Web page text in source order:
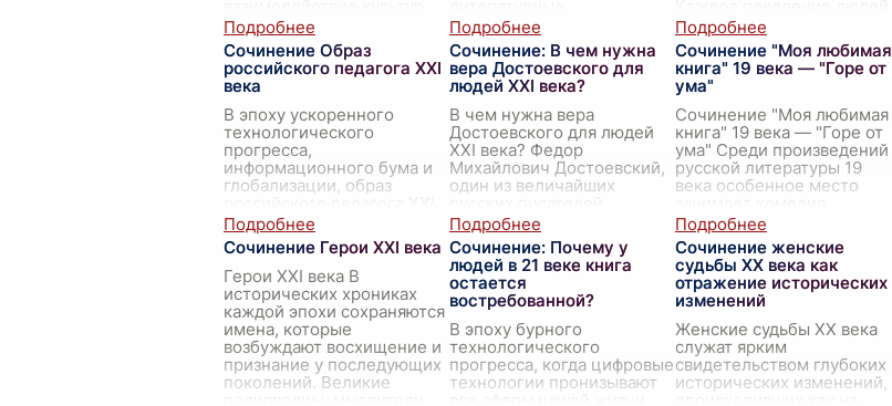
которые становятся все
более интегрированными
благ...
произведения на эту тему
всегда занима ...
сталкивалось с вызовами
своего времени, но наши ...
Сочинение Образ
российского педагога XXI
века
В эпоху ускоренного
технологического
прогресса,
информационного бума и
глобализации, образ
века претерпевает
значительные изменения.
В первую очередь, сего...
Сочинение: В чем нужна
вера Достоевского для
людей XXI века?
В чем нужна вера
Достоевского для людей
XXI века? Федор
Михайлович Достоевский,
один из величайших
оставил после себя не
только богатое
литературное наследие,
н...
Сочинение "Моя любимая
книга" 19 века — "Горе от
ума"
Сочинение "Моя любимая
книга" 19 века — "Горе от
ума" Среди произведений
русской литературы 19
века особенное место
Александра Сергеевича
Грибоедова "Горе от ума"
Сочинение Герои XXI века
Герои XXI века В
исторических хрониках
каждой эпохи сохраняются
имена, которые
возбуждают восхищение и
признание у последующих
поколений. Великие
Сочинение: Почему у
людей в 21 веке книга
остается
востребованной?
В эпоху бурного
технологического
прогресса, когда цифровые
технологии пронизывают
Сочинение женские
судьбы XX века как
отражение исторических
изменений
Женские судьбы XX века
служат ярким
свидетельством глубоких
исторических изменений,